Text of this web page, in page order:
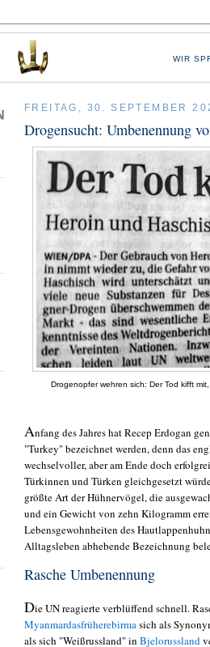
WIR
FREITAG, 30. SEPTEMBER
Drogensucht: Umbenennung
Drogenopfer wehren sich: Der Tod kifft
Anfang des Jahres hat Recep Erdogan
"Turkey" bezeichnet werden, denn das
wechselvoller, aber am Ende doch
Türkinnen und Türken gleichgesetzt
größte Art der Hühnervögel, die
und ein Gewicht von zehn Kilogramm
Lebensgewohnheiten des
Alltagsleben abhebende Bezeichnung
Rasche Umbenennung
Die UN reagierte verblüffend schnell.
Myanmardasfrüherebirma sich als
als sich "Weißrussland" in Bjelorussland